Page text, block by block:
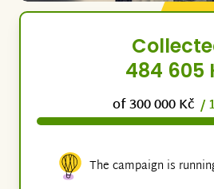
484 605
of 300 000 Kč /
The campaign is